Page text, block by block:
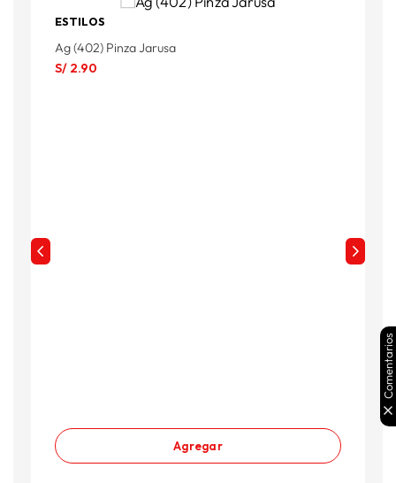
ESTILOS
Ag (402) Pinza Jarusa
S/ 2.90
Agregar
Comentarios